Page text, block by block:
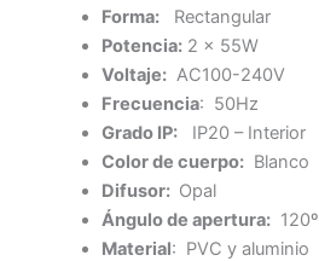
Forma:Rectangular
Potencia:2 x 55W
Voltaje:AC100-240V
Frecuencia: 50Hz
Grado IP:IP20 – Interior
Color de cuerpo:Blanco
Difusor: Opal
Ángulo de apertura:120º
Material: PVC y aluminio